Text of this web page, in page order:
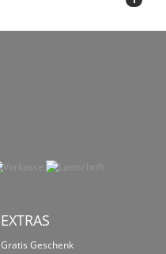
EXTRAS
Gratis Geschenk